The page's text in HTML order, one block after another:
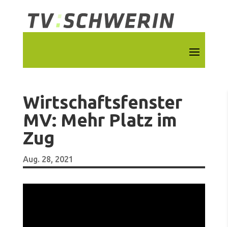
Wirtschaftsfenster
MV: Mehr Platz im
Zug
Aug. 28, 2021